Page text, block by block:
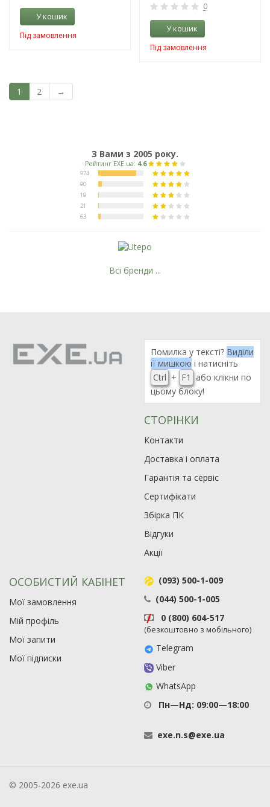
У кошик
Під замовлення
0
У кошик
Під замовлення
1 2 →
З Вами з 2005 року.
Всі бренди ...
Помилка у тексті? Виділи
її мишкою і натисніть
Ctrl + F1
або клікни по
цьому блоку!
СТОРІНКИ
Контакти
Доставка і оплата
Гарантія та сервіс
Сертифікати
Збірка ПК
Відгуки
Акції
ОСОБИСТИЙ КАБІНЕТ
Мої замовлення
Мій профіль
Мої запити
Мої підписки
(093) 500-1-009
(044) 500-1-005
0 (800) 604-517
(безкоштовно з мобільного)
Telegram
Viber
WhatsApp
Пн—Нд: 09:00—18:00
exe.n.s@exe.ua
© 2005-2026 exe.ua